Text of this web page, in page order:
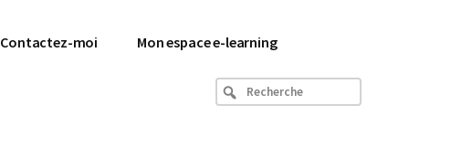
Contactez-moi Mon espace e-learning
Recherche